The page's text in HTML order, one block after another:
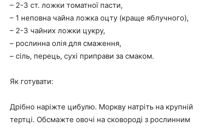
– 2-3 ст. ложки томатної пасти,
– 1 неповна чайна ложка оцту (краще яблучного),
– 2-3 чайних ложки цукру,
– рослинна олія для смаження,
– сіль, перець, сухі приправи за смаком.
Як готувати:
Дрібно наріжте цибулю. Моркву натріть на крупній
тертці. Обсмажте овочі на сковороді з рослинним